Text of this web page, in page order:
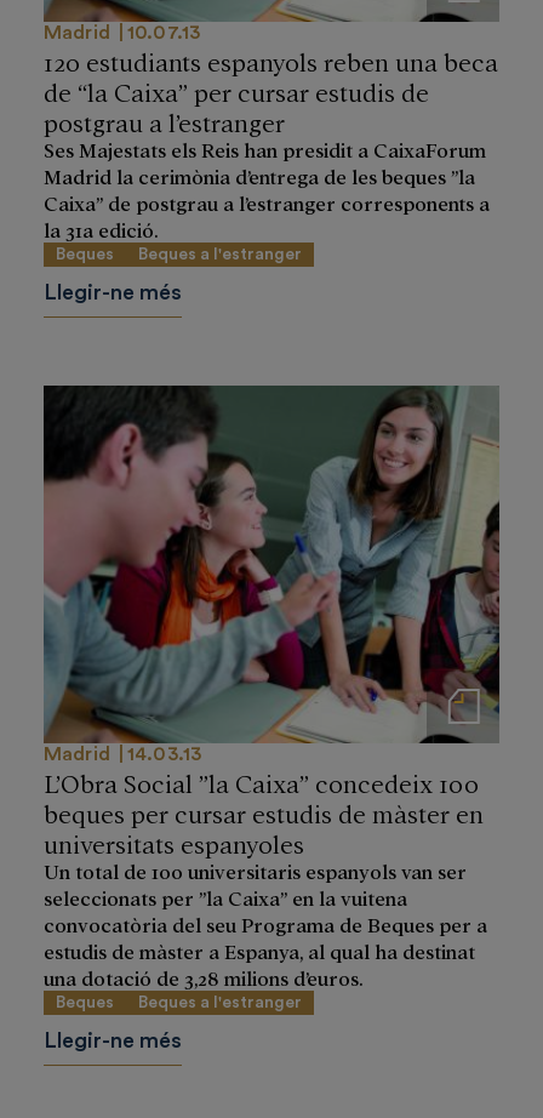
Madrid 10.07.13
120 estudiants espanyols reben una beca
de “la Caixa” per cursar estudis de
postgrau a l’estranger
Ses Majestats els Reis han presidit a CaixaForum
Madrid la cerimònia d’entrega de les beques ”la
Caixa” de postgrau a l’estranger corresponents a
la 31a edició.
Beques Beques a l'estranger
Llegir-ne més
Notas de prensa
Madrid 14.03.13
L’Obra Social ”la Caixa” concedeix 100
beques per cursar estudis de màster en
universitats espanyoles
Un total de 100 universitaris espanyols van ser
seleccionats per ”la Caixa” en la vuitena
convocatòria del seu Programa de Beques per a
estudis de màster a Espanya, al qual ha destinat
una dotació de 3,28 milions d’euros.
Beques Beques a l'estranger
Llegir-ne més